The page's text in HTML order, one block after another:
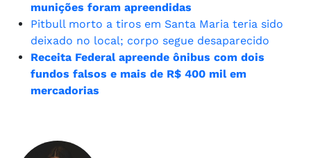
munições foram apreendidas
Pitbull morto a tiros em Santa Maria teria sido
deixado no local; corpo segue desaparecido
Receita Federal apreende ônibus com dois
fundos falsos e mais de R$ 400 mil em
mercadorias